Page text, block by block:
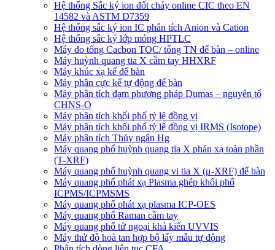
Hệ thống Sắc ký ion đốt cháy online CIC theo EN
14582 và ASTM D7359
Hệ thống sắc ký ion IC phân tích Anion và Cation
Hệ thống sắc ký lớp mỏng HPTLC
Máy đo tổng Cacbon TOC/ tổng TN để bàn – online
Máy huỳnh quang tia X cầm tay HHXRF
Máy khúc xạ kế để bàn
Máy phân cực kế tự động để bàn
Máy phân tích đạm phương pháp Dumas – nguyên tố
CHNS-O
Máy phân tích khối phổ tỷ lệ đồng vị
Máy phân tích khối phổ tỷ lệ đồng vị IRMS (Isotope)
Máy phân tích Thủy ngân Hg
Máy quang phổ huỳnh quang tia X phản xạ toàn phần
(T-XRF)
Máy quang phổ huỳnh quang vi tia X (μ-XRF) để bàn
Máy quang phổ phát xạ Plasma ghép khối phổ
ICPMS/ICPMSMS
Máy quang phổ phát xạ plasma ICP-OES
Máy quang phổ Raman cầm tay
Máy quang phổ tử ngoại khả kiến UVVIS
Máy thử độ hoà tan hợp bộ lấy mẫu tự động